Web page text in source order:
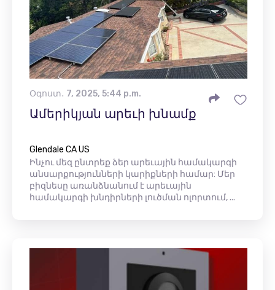
Օգոստ․ 7, 2025, 5:44 p.m.
Ամերիկյան արեւի խնամք
Glendale CA US
Ինչու մեզ ընտրեք ձեր արեւային համակարգի
անսարքությունների կարիքների համար: Մեր
բիզնեսը առանձնանում է արեւային
համակարգի խնդիրների լուծման ոլորտում, ...